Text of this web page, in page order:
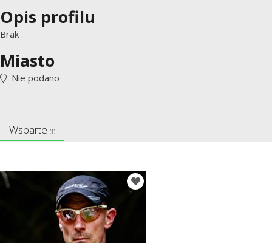
Opis profilu
Brak
Miasto
Nie podano
Wsparte (1)